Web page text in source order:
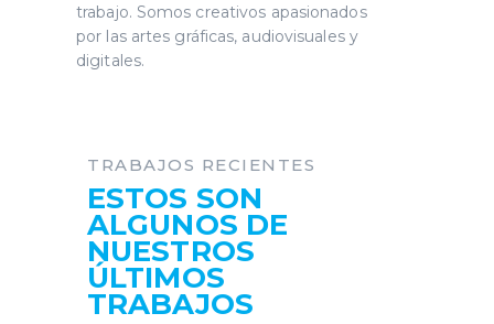
trabajo. Somos creativos apasionados
por las artes gráficas, audiovisuales y
digitales.
TRABAJOS RECIENTES
ESTOS SON
ALGUNOS DE
NUESTROS
ÚLTIMOS
TRABAJOS